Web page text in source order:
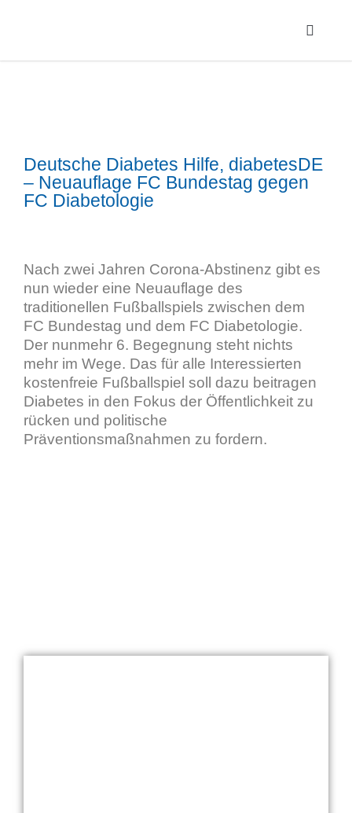
Deutsche Diabetes Hilfe, diabetesDE
– Neuauflage FC Bundestag gegen
FC Diabetologie
Nach zwei Jahren Corona-Abstinenz gibt es
nun wieder eine Neuauflage des
traditionellen Fußballspiels zwischen dem
FC Bundestag und dem FC Diabetologie.
Der nunmehr 6. Begegnung steht nichts
mehr im Wege. Das für alle Interessierten
kostenfreie Fußballspiel soll dazu beitragen
Diabetes in den Fokus der Öffentlichkeit zu
rücken und politische
Präventionsmaßnahmen zu fordern.